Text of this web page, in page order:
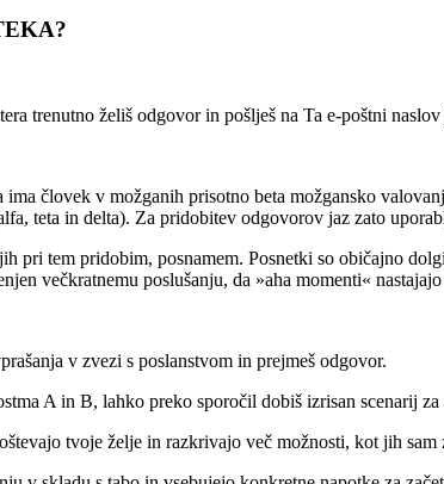
trenutno želiš odgovor in pošlješ na Ta e-poštni
ima človek v možganih prisotno beta možgansko
teta in delta). Za pridobitev odgovorov jaz zato
pri tem pridobim, posnamem. Posnetki so običajno
večkratnemu poslušanju, da »aha momenti«
v zvezi s poslanstvom in prejmeš odgovor.
A in B, lahko preko sporočil dobiš izrisan scenarij
tvoje želje in razkrivajo več možnosti, kot jih sam